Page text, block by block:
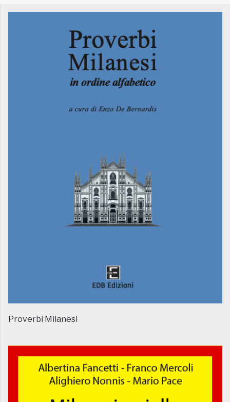
Proverbi Milanesi